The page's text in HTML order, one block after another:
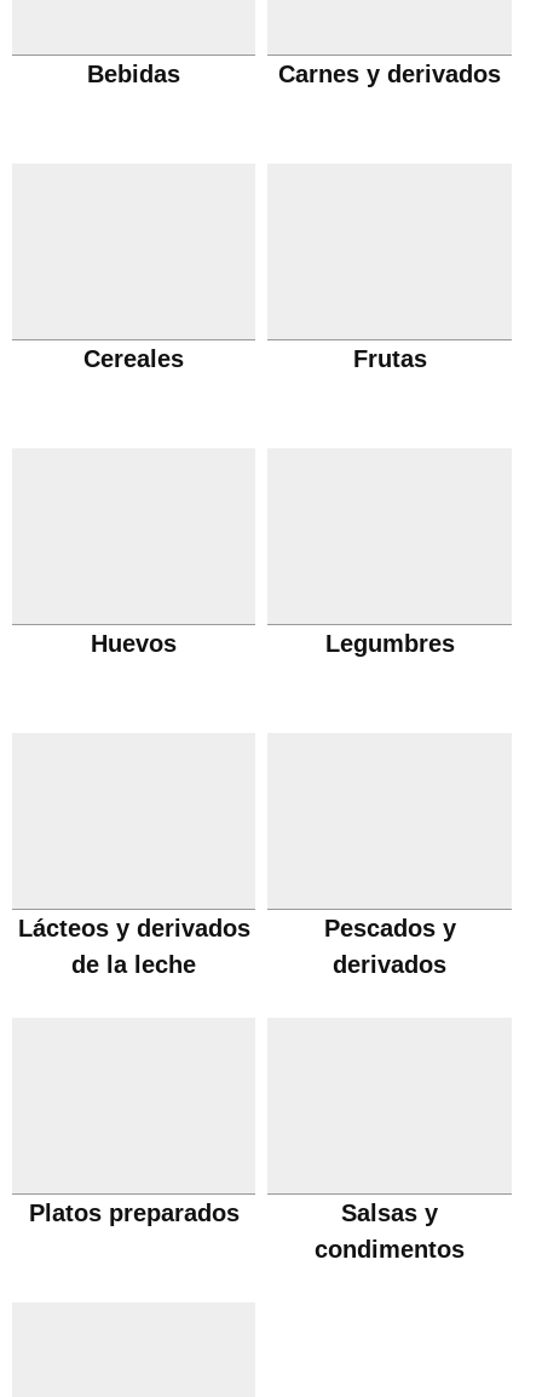
Bebidas Carnes y derivados
Cereales Frutas
Huevos Legumbres
Lácteos y derivados
de la leche
Pescados y
derivados
Platos preparados
Salsas y
condimentos